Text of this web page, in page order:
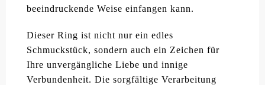
beeindruckende Weise einfangen kann.
Dieser Ring ist nicht nur ein edles
Schmuckstück, sondern auch ein Zeichen für
Ihre unvergängliche Liebe und innige
Verbundenheit. Die sorgfältige Verarbeitung